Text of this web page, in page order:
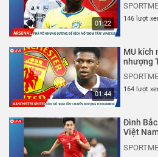
01:22
SPORTME
146 lượt
01:44
MU kích
nhượng
SPORTME
164 lượt
Đình
Việt
SPORTME